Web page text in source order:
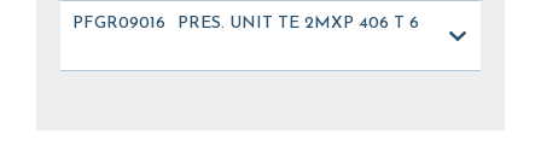
PFGR09016 PRES. UNIT TE 2MXP 406 T 6